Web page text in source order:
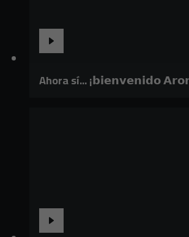
Ahora sí... ¡𝗯𝗶𝗲𝗻𝘃𝗲𝗻𝗶𝗱𝗼